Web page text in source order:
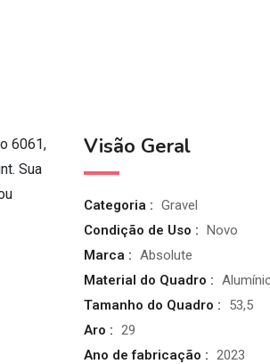
6061,
Sua
Visão Geral
Categoria : Gravel
Condição de Uso : Novo
Marca : Absolute
Material do Quadro :
Tamanho do Quadro :
53,5
Aro : 29
Ano de fabricação : 2023